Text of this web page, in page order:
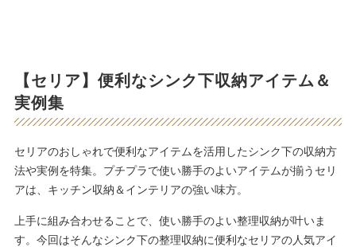
【セリア】便利なシンク下収納アイテム＆
実例集
セリアのおしゃれで便利なアイテムを活用したシンク下の収納方
法や実例を特集。プチプラで使い勝手のよいアイテムが揃うセリ
アは、キッチン収納＆インテリアの強い味方。
上手に組み合わせることで、使い勝手のよい整理収納が叶いま
す。今回はそんなシンク下の整理収納に便利なセリアの人気アイ